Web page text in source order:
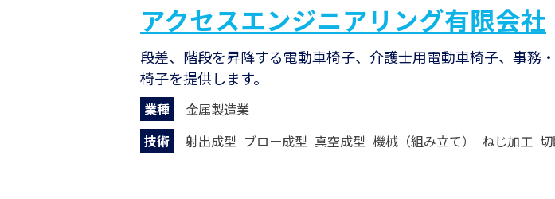
アクセスエンジニアリング有限会社
段差、階段を昇降する電動車椅子、介護士用電動車椅子、事務
椅子を提供します。
業種
金属製造業
技術
射出成型 ブロー成型 真空成型 機械（組み立て） ねじ加工